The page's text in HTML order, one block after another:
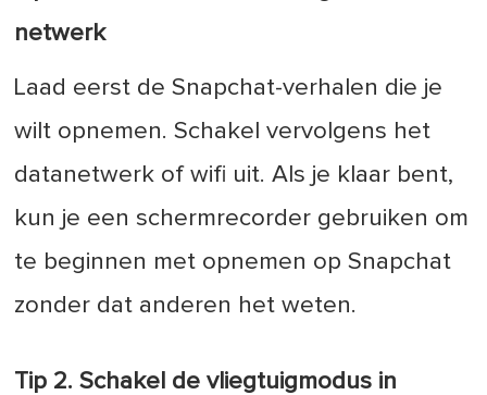
netwerk
Laad eerst de Snapchat-verhalen die je
wilt opnemen. Schakel vervolgens het
datanetwerk of wifi uit. Als je klaar bent,
kun je een schermrecorder gebruiken om
te beginnen met opnemen op Snapchat
zonder dat anderen het weten.
Tip 2. Schakel de vliegtuigmodus in